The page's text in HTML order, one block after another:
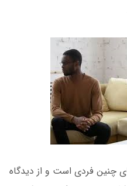
چنین فردی است و از دیدگاه